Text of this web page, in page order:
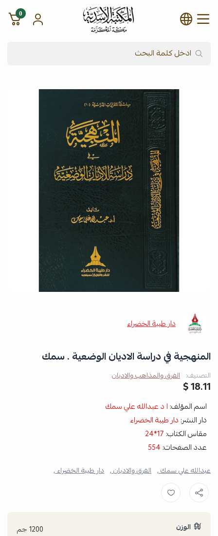
شركة المكتبة الأسدية للنشر
0
دار طيبة الخضراء
المنهجية في دراسة الاديان الوضعية . سمك
التصنيف: الفرق والمذاهب والاديان
18.11 $
اسم المؤلف: ا د عبدالله علي سمك
دار النشر: دار طيبة الخضراء
مقاس الكتاب: 17*24
عدد الصفحات: 554
عبدالله علي سمك , الفرق والاديان , دار طيبة الخضراء ,
الوزن 1200 جم